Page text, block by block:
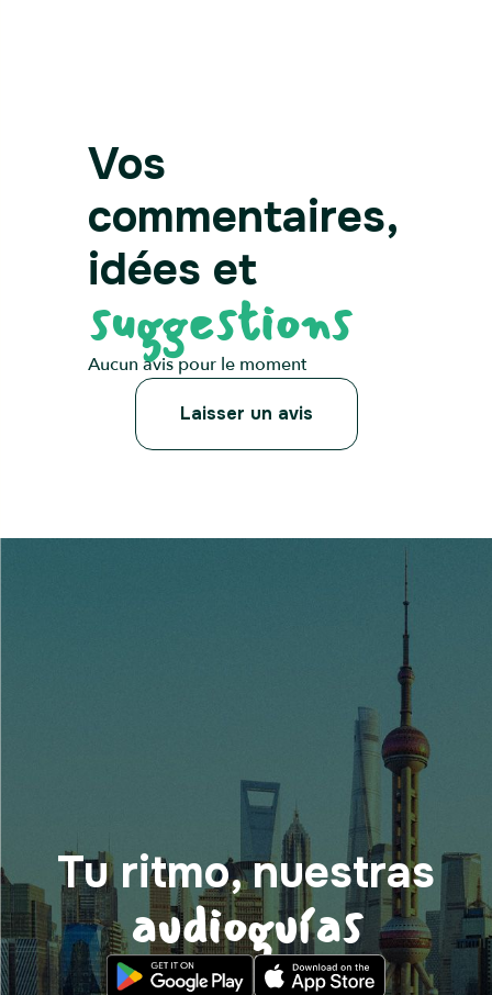
Vos
commentaires,
idées et
suggestions
Aucun avis pour le moment
Laisser un avis
Tu ritmo, nuestras
audioguías